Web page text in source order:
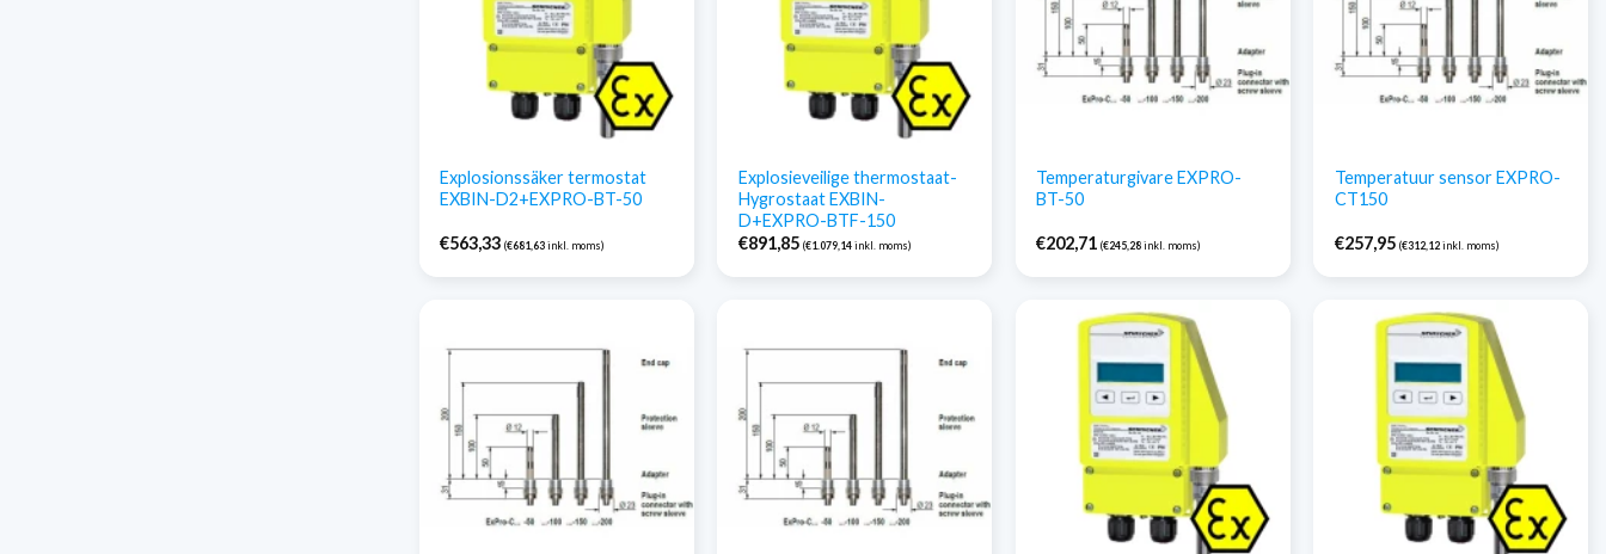
Explosionssäker termostat
EXBIN-D2+EXPRO-BT-50
€563,33 (€681,63inkl. moms)
Explosieveilige thermostaat-
Hygrostaat EXBIN-
D+EXPRO-BTF-150
€891,85 (€1.079,14inkl. moms)
Temperaturgivare EXPRO-
BT-50
€202,71 (€245,28inkl. moms)
Temperatuur sensor EXPRO-
CT150
€257,95 (€312,12inkl. moms)